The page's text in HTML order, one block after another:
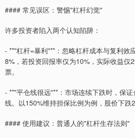
#### 常见误区：警惕"杠杆幻觉"
许多投资者陷入两个认知陷阱：
- **"杠杆=暴利"**：忽略杠杆成本与复利效
8%，若投资回报率仅为10%，实际收益仅
票。
- **"平仓线很远"**：市场连续下跌时，保
线。以150%维持担保比例为例，股价下跌
#### 使用建议：普通人的"杠杆生存法则"